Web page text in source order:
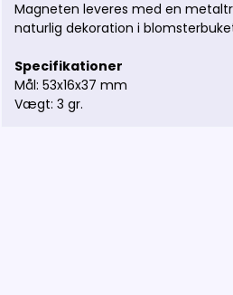
Magneten leveres med en
naturlig dekoration i
Specifikationer
Mål: 53x16x37 mm
Vægt: 3 gr.